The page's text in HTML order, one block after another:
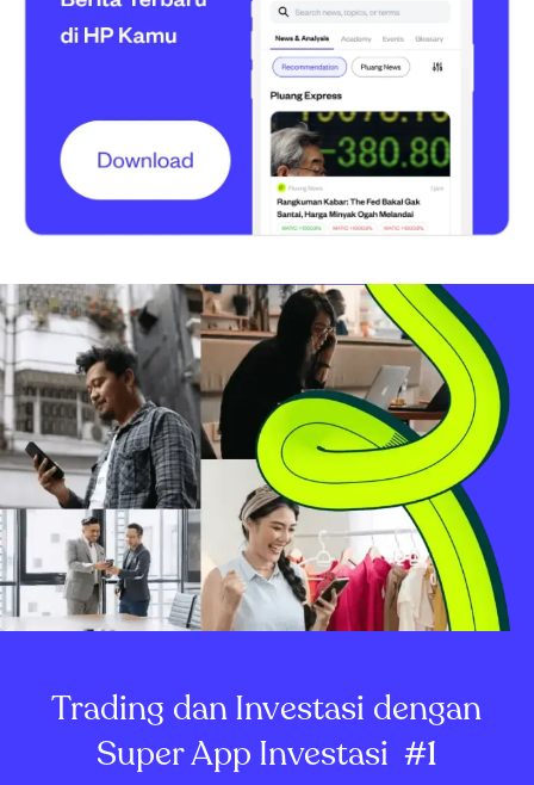
Trading dan Investasi dengan
Super App Investasi #1